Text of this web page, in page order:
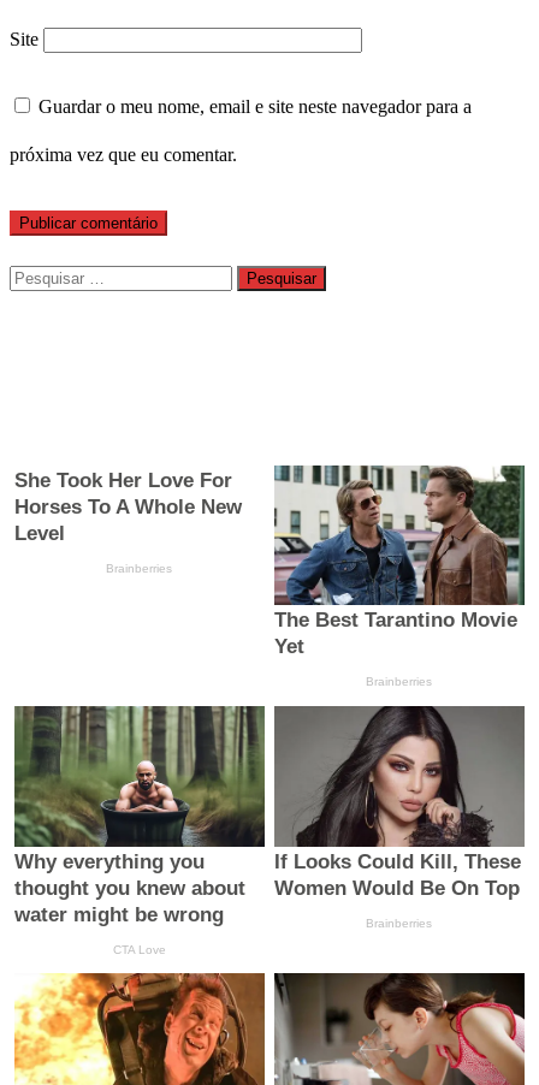
Site
Guardar o meu nome, email e site neste navegador para a
próxima vez que eu comentar.
Pesquisar
por: